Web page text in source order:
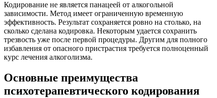
Кодирование не является панацеей от алкогольной
зависимости. Метод имеет ограниченную временную
эффективность. Результат сохраняется ровно на столько, на
сколько сделана кодировка. Некоторым удается сохранить
трезвость уже после первой процедуры. Другим для полного
избавления от опасного пристрастия требуется полноценный
курс лечения алкоголизма.
Основные преимущества
психотерапевтического кодирования